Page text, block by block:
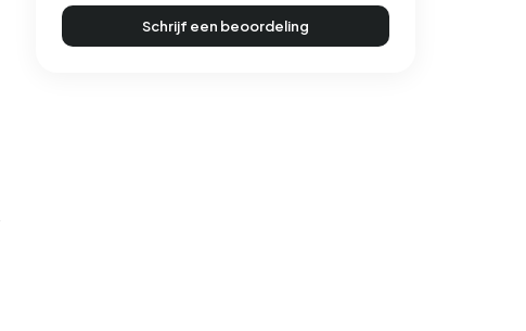
Schrijf een beoordeling